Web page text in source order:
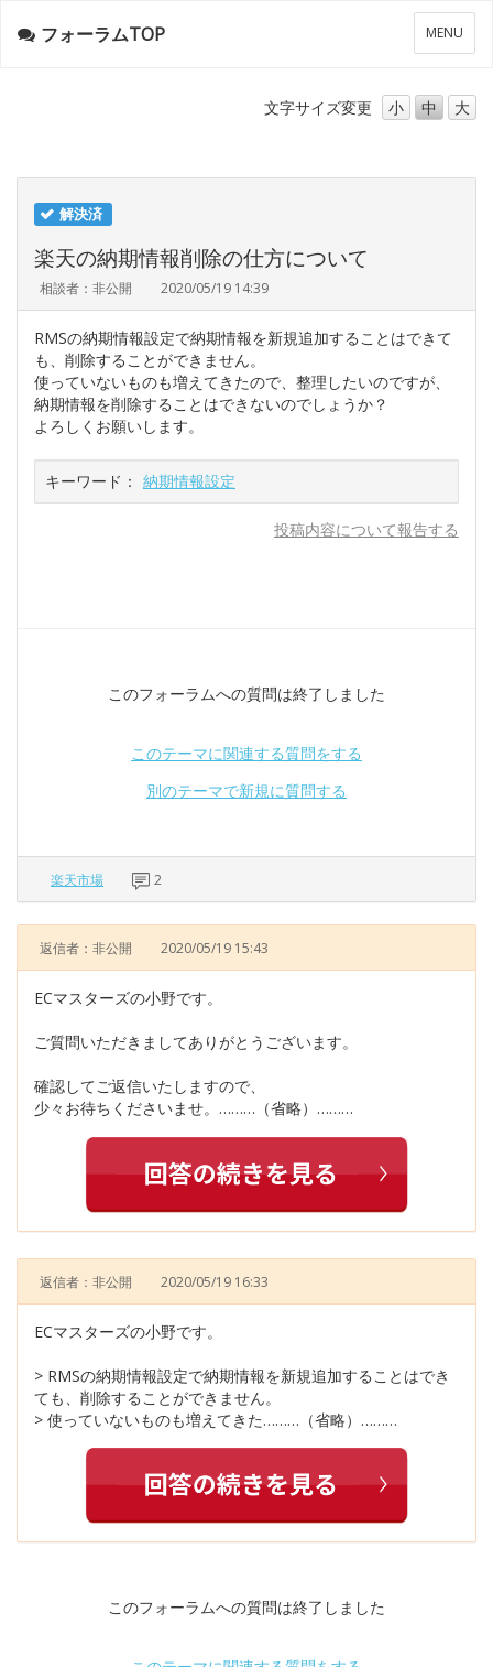
メ
ニ
ー
MENU
フォーラムTOP
文字サイズ変更 小 中 大
解決済
楽天の納期情報削除の仕方について
相談者：非公開 2020/05/19 14:39
RMSの納期情報設定で納期情報を新規追加することはできて
も、削除することができません。
使っていないものも増えてきたので、整理したいのですが、
納期情報を削除することはできないのでしょうか？
よろしくお願いします。
キーワード： 納期情報設定
投稿内容について報告する
このフォーラムへの質問は終了しました
このテーマに関連する質問をする
別のテーマで新規に質問する
楽天市場 2
返信者：非公開 2020/05/19 15:43
ECマスターズの小野です。
ご質問いただきましてありがとうございます。
確認してご返信いたしますので、
少々お待ちくださいませ。………（省略）………
返信者：非公開 2020/05/19 16:33
ECマスターズの小野です。
> RMSの納期情報設定で納期情報を新規追加することはでき
ても、削除することができません。
> 使っていないものも増えてきた………（省略）………
このフォーラムへの質問は終了しました